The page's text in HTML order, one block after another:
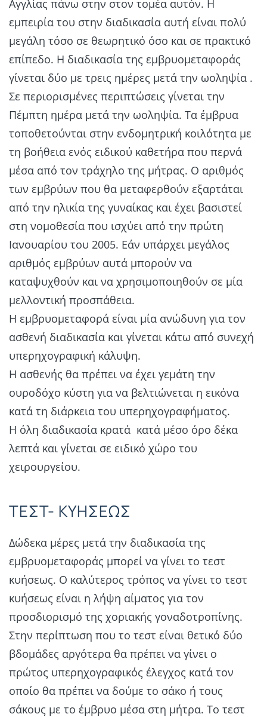
Αγγλίας πάνω στην στον τομέα αυτόν. Η
εμπειρία του στην διαδικασία αυτή είναι πολύ
μεγάλη τόσο σε θεωρητικό όσο και σε πρακτικό
επίπεδο. Η διαδικασία της εμβρυομεταφοράς
γίνεται δύο με τρεις ημέρες μετά την ωοληψία .
Σε περιορισμένες περιπτώσεις γίνεται την
Πέμπτη ημέρα μετά την ωοληψία. Τα έμβρυα
τοποθετούνται στην ενδομητρική κοιλότητα με
τη βοήθεια ενός ειδικού καθετήρα που περνά
μέσα από τον τράχηλο της μήτρας. Ο αριθμός
των εμβρύων που θα μεταφερθούν εξαρτάται
από την ηλικία της γυναίκας και έχει βασιστεί
στη νομοθεσία που ισχύει από την πρώτη
Ιανουαρίου του 2005. Εάν υπάρχει μεγάλος
αριθμός εμβρύων αυτά μπορούν να
καταψυχθούν και να χρησιμοποιηθούν σε μία
μελλοντική προσπάθεια.
Η εμβρυομεταφορά είναι μία ανώδυνη για τον
ασθενή διαδικασία και γίνεται κάτω από συνεχή
υπερηχογραφική κάλυψη.
Η ασθενής θα πρέπει να έχει γεμάτη την
ουροδόχο κύστη για να βελτιώνεται η εικόνα
κατά τη διάρκεια του υπερηχογραφήματος.
Η όλη διαδικασία κρατά κατά μέσο όρο δέκα
λεπτά και γίνεται σε ειδικό χώρο του
χειρουργείου.
ΤΕΣΤ- ΚΥΗΣΕΩΣ
Δώδεκα μέρες μετά την διαδικασία της
εμβρυομεταφοράς μπορεί να γίνει το τεστ
κυήσεως. Ο καλύτερος τρόπος να γίνει το τεστ
κυήσεως είναι η λήψη αίματος για τον
προσδιορισμό της χοριακής γοναδοτροπίνης.
Στην περίπτωση που το τεστ είναι θετικό δύο
βδομάδες αργότερα θα πρέπει να γίνει ο
πρώτος υπερηχογραφικός έλεγχος κατά τον
οποίο θα πρέπει να δούμε το σάκο ή τους
σάκους με το έμβρυο μέσα στη μήτρα. To τεστ